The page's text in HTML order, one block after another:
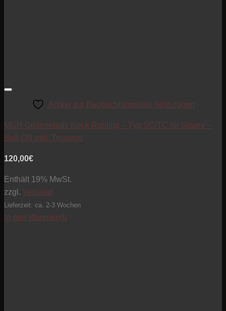
Artikel zur Beobachtungsliste hinzufügen
MGH Gitarrenhals Neck Rohling – Typ SC/TC für Gitarre –
Bolt-ON inkl. Trussrod
120,00€
Enthält 19% MwSt.
zzgl. Versand
Lieferzeit: ca. 2-3 Wochen
In den Warenkorb